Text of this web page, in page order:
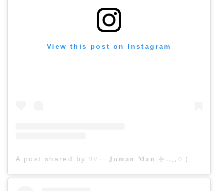
View this post on Instagram